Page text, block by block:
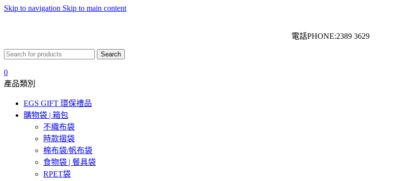
Skip to navigation Skip to main content
電話PHONE:2389 3629
Search
0
產品類別
EGS GIFT 環保禮品
購物袋 | 箱包
不織布袋
時款摺袋
棉布袋/帆布袋
食物袋 | 餐具袋
RPET袋